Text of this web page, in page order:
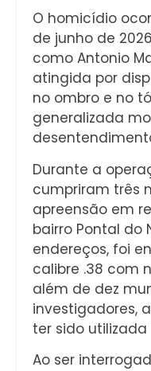
O homicídio
de junho de
como Antonio
atingida por
no ombro e no
generalizada
Durante a
cumpriram três
apreensão em
bairro Pontal do
endereços, foi
calibre .38 com
além de dez
investigadores,
ter sido utilizada
Ao ser